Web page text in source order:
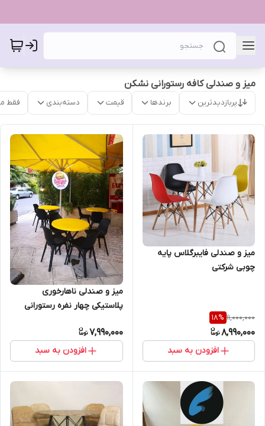
میز و صندلی کافه رستورانی نشکن
پربازدیدترین برندها قیمت دسته‌بندی فقط
میز و صندلی فایبرگلاس پایه
چوبی شرکتی
11,000,000
18%
8,990,000
افزودن به سبد
میز و صندلی ناهارخوری
پلاستیکی چهار نفره رستورانی
و شو
7,990,000
افزودن به سبد